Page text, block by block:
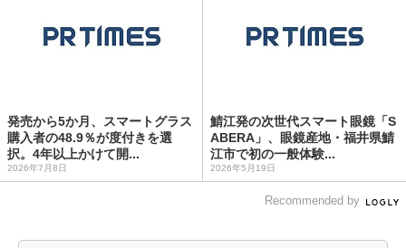
発売から5か月、スマートグラス
購入者の48.9％が度付きを選
択。4年以上かけて開...
2026年7月8日
鯖江発の次世代スマート眼鏡「S
ABERA」、眼鏡産地・福井県鯖
江市で初の一般体験...
2026年5月19日
Recommended by